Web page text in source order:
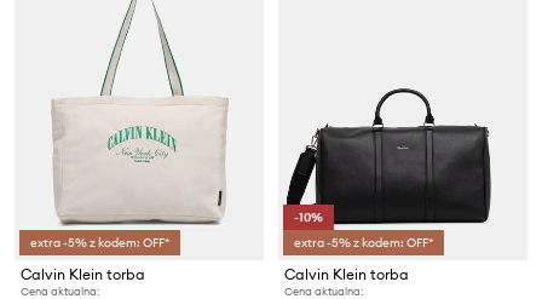
extra -5% z kodem: OFF*
Calvin Klein torba
Cena aktualna:
-10%
extra -5% z kodem: OFF*
Calvin Klein torba
Cena aktualna: